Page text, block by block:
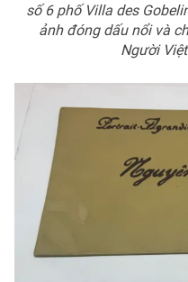
số 6 phố Villa des
ảnh đóng dấu nổi và
Người